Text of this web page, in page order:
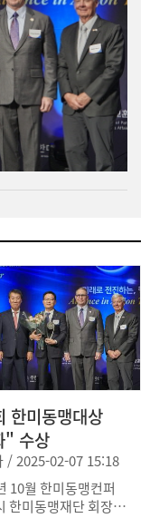
한미동맹대상
" 수상
/ 2025-02-07 15:18
10월 한미동맹컨퍼
한미동맹재단 회장과